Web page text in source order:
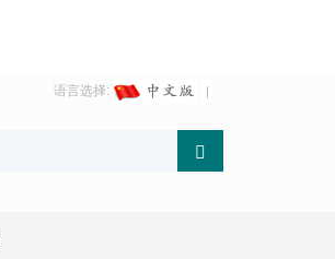
语言选择: